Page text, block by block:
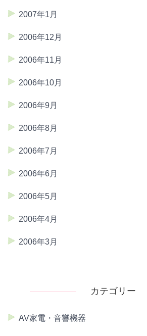
2007年1月
2006年12月
2006年11月
2006年10月
2006年9月
2006年8月
2006年7月
2006年6月
2006年5月
2006年4月
2006年3月
カテゴリー
AV家電・音響機器